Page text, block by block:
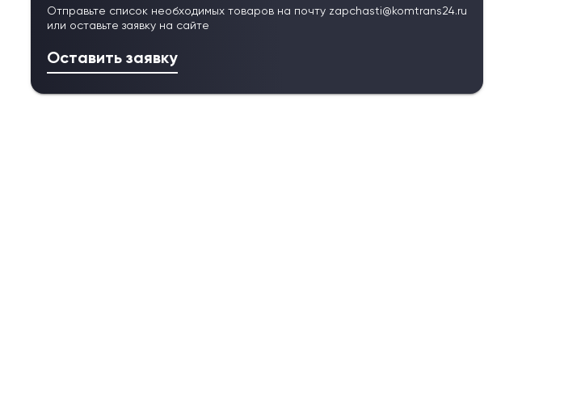
Отправьте список необходимых товаров на почту zapchasti@komtrans24.ru
или оставьте заявку на сайте
Оставить заявку